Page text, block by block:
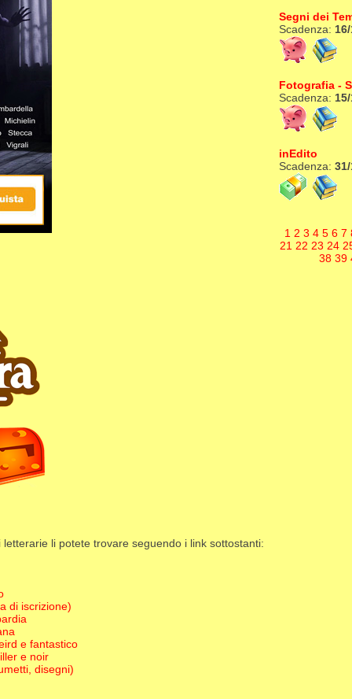
li potete trovare seguendo i link sottostanti:
di iscrizione)
e fantastico
e noir
disegni)
Segni dei
Scadenza:
Fotografia -
Scadenza:
inEdito
Scadenza:
1 2 3 4 5 6 7
21 22 23 24
38 39